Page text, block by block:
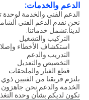
الدعم والخدمات:
الدعم الفني والخدمة لوحدة
نحن نقدم الدعم الفني
لدينا.تشمل خدماتنا:
التركيب والتشغيل
استكشاف الأخطاء
التدريب والدعم
التخصيص والتعديل
قطع الغيار والملحقات
يلتزم فريقنا من الفنيين
الخدمة والدعم.نحن جاهزون
تكون لديكم بشأن وحدة